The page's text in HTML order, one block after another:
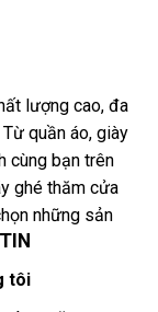
lượng cao, đa
quần áo, giày
cùng bạn trên
ghé thăm cửa
những sản
tôi